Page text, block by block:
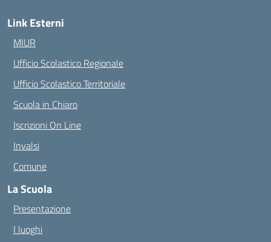
Link Esterni
MIUR
Ufficio Scolastico Regionale
Ufficio Scolastico Territoriale
Scuola in Chiaro
Iscrizioni On Line
Invalsi
Comune
La Scuola
Presentazione
I luoghi